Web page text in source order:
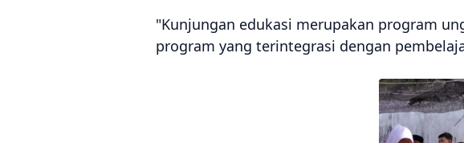
"Kunjungan edukasi merupakan program
program yang terintegrasi dengan